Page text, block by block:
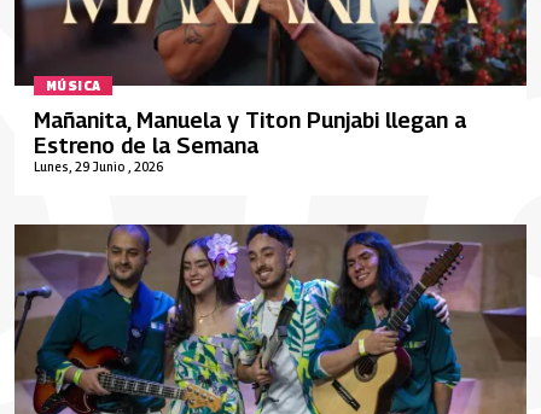
MÚSICA
Lunes, 29 Junio , 2026
Mañanita, Manuela y Titon Punjabi llegan a
Estreno de la Semana